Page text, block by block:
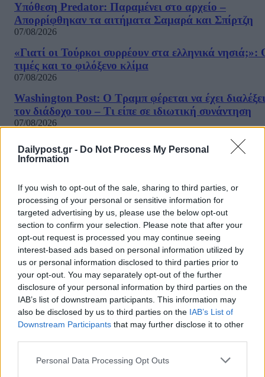
Dailypost.gr - Do Not Process My Personal
Information
If you wish to opt-out of the sale, sharing to third parties, or
processing of your personal or sensitive information for
targeted advertising by us, please use the below opt-out
section to confirm your selection. Please note that after your
opt-out request is processed you may continue seeing
interest-based ads based on personal information utilized by
us or personal information disclosed to third parties prior to
your opt-out. You may separately opt-out of the further
disclosure of your personal information by third parties on the
IAB’s list of downstream participants. This information may
also be disclosed by us to third parties on the IAB’s List of
Downstream Participants that may further disclose it to other
Personal Data Processing Opt Outs
Υπόθεση Predator: Παραμένει στο αρχείο –
Απορρίφθηκαν τα αιτήματα Σαμαρά και Σπίρτζη
07/08/2026
«Γιατί οι Τούρκοι συρρέουν στα ελληνικά νησιά;»:
τιμές και το φιλόξενο κλίμα
07/08/2026
Washington Post: Ο Τραμπ φέρεται να έχει διαλέξει
τον διάδοχο του – Τι είπε σε ιδιωτική συνάντηση
07/08/2026
«Καμπάνα» 567 εκατ δολαρίων στη Meta για
στην ψυχική υγεία των παιδιών
Η εφαρμογή «Οδύσσεια του Ομήρου» του
Καραναστάση στην κορυφή του ελληνικού App
07/08/2026
ΔΗΜΟΦΙΛΗ
Γρατσία για αποχωρήσεις: «Bρίσκονταν εντός του
κινήματος, αλλα είχαν τοποθετηθεί απέναντί του»
07/08/2026
ΕΛΣΤΑΤ: Στο 3,4% υποχώρησε ο πληθωρισμός τον
Ιούλιο – Πού εντοπίζονται οι μεγαλύτερες μειώσεις
07/08/2026
του λογαριασμού της Ρήτρας Διαφυγής στους